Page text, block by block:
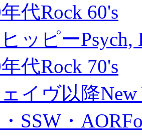
代Rock 60's
ッピーPsych,
代Rock 70's
イヴ以降New
SSW・AOR